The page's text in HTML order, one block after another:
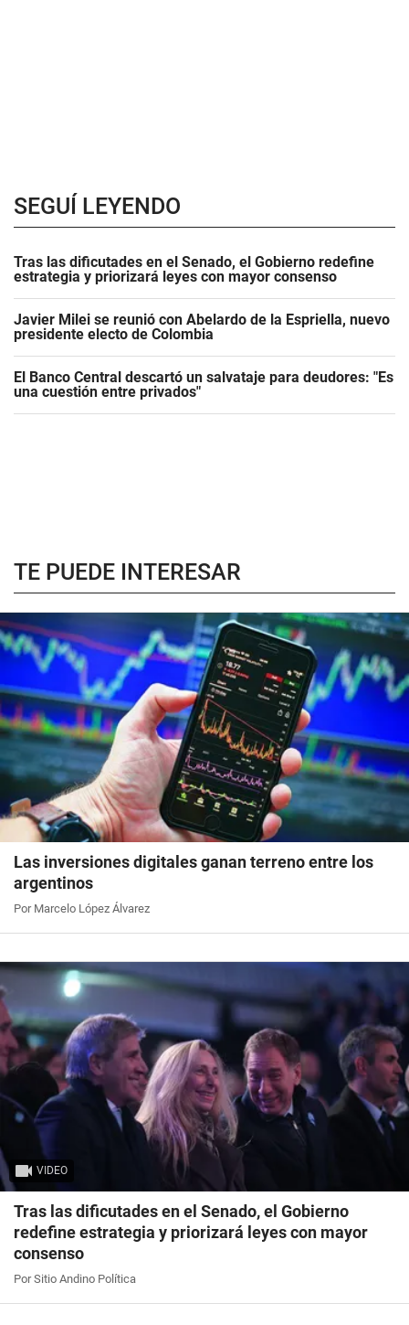
SEGUÍ LEYENDO
Tras las dificutades en el Senado, el Gobierno redefine
estrategia y priorizará leyes con mayor consenso
Javier Milei se reunió con Abelardo de la Espriella, nuevo
presidente electo de Colombia
El Banco Central descartó un salvataje para deudores: "Es
una cuestión entre privados"
TE PUEDE INTERESAR
Las inversiones digitales ganan terreno entre los
argentinos
Por Marcelo López Álvarez
VIDEO
Tras las dificutades en el Senado, el Gobierno
redefine estrategia y priorizará leyes con mayor
consenso
Por Sitio Andino Política